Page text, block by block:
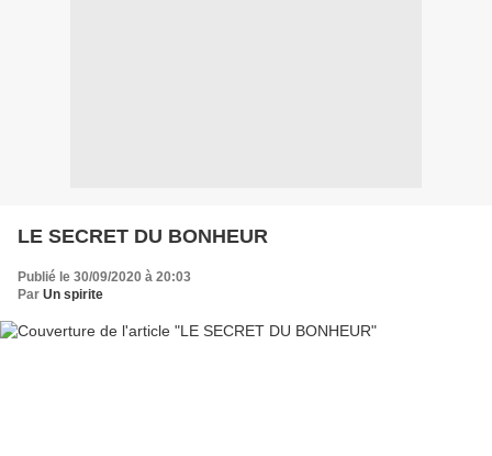
LE SECRET DU BONHEUR
Publié le 30/09/2020 à 20:03
Par Un spirite